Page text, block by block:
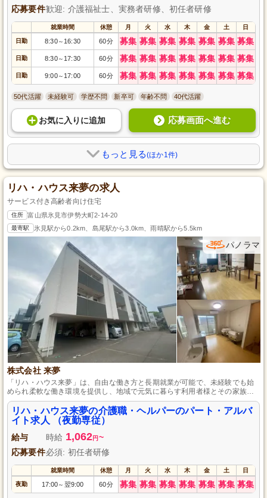
応募要件歓迎: 介護福祉士、実務者研修、初任者研修
就業時間 休憩 月 火 水 木 金 土 日
日勤 8:30～ 16:30 60分 募集 募集 募集 募集 募集 募集 募集
日勤 8:30～ 17:30 60分 募集 募集 募集 募集 募集 募集 募集
日勤 9:00～ 17:00 60分 募集 募集 募集 募集 募集 募集 募集
50代活躍 未経験可 学歴不問 新卒可 年齢不問 40代活躍
お気に入り に追加 応募画面へ進む
もっと見る(ほか1件)
リハ・ハウス来夢の求人
サービス付き高齢者向け住宅
住所 富山県氷見市伊勢大町2-14-20
最寄駅 氷見駅から0.2km、島尾駅から3.0km、雨晴駅から5.5km
パノラマ
株式会社 来夢
「リハ・ハウス来夢」は、自由な働き方と長期就業が可能で、未経験でも始
められ柔軟な働き環境を提供し、地域で元気に暮らす利用者様とその家族を
支え、広い年代の方々に活躍する場を提供しています。
リハ・ハウス来夢の介護職・ヘルパーのパート・アルバ
イト求人 （夜勤専従）
給与 時給 1,062円 ~
応募要件必須: 初任者研修
就業時間 休憩 月 火 水 木 金 土 日
夜勤 17:00～ 翌9:00 60分 募集 募集 募集 募集 募集 募集 募集